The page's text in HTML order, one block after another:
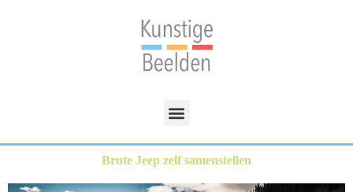
Brute Jeep zelf samenstellen